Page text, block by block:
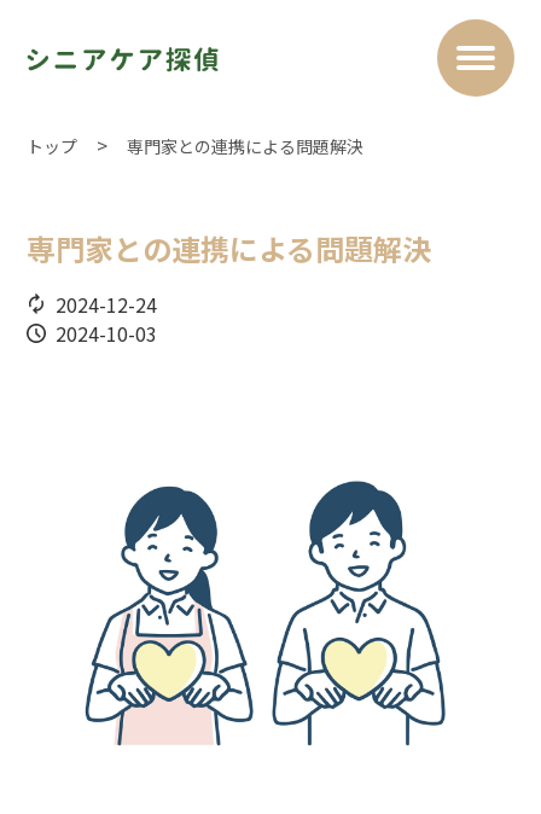
トップ 専門家との連携による問題解決
専門家との連携による問題解決
2024-12-24
2024-10-03